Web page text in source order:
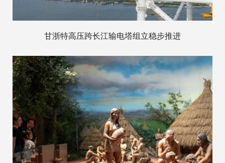
甘浙特高压跨长江输电塔组立稳步推进